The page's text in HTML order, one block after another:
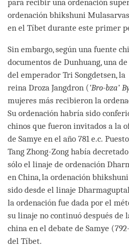
para recibir una ordenación
ordenación bhikshuni
en el Tíbet durante este primer
Sin embargo, según una fuente
documentos de Dunhuang, una
del emperador Tri Songdetsen, la
reina Droza Jangdron (‘Bro-bza’
mujeres más recibieron la
Su ordenación habría sido
chinos que fueron invitados a la
de Samye en el año 781 e.c.
Tang Zhong-Zong había
sólo el linaje de ordenación
en China, la ordenación
sido desde el linaje
la ordenación fue dada por el
su linaje no continuó después de
china en el debate de Samye
del Tíbet.